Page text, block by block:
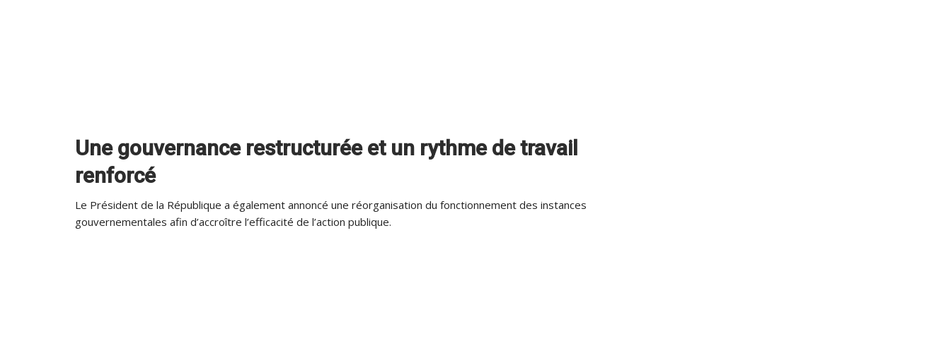
Une gouvernance restructurée et un rythme de travail
renforcé
Le Président de la République a également annoncé une réorganisation du fonctionnement des instances
gouvernementales afin d’accroître l’efficacité de l’action publique.